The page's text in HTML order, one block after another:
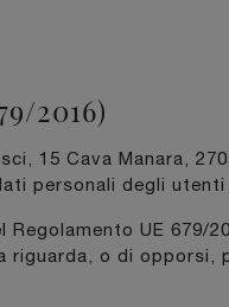
2016)
15 Cava Manara,
personali degli
UE 679/
o di